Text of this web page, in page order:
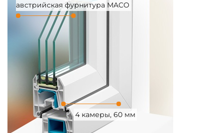
австрийская фурнитура MACO
4 камеры, 60 мм